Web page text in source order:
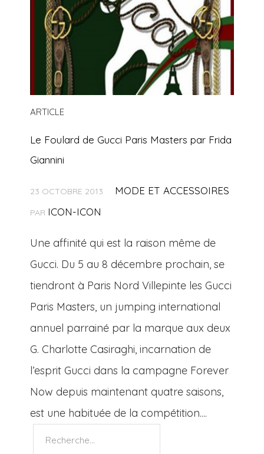
ARTICLE
Le Foulard de Gucci Paris Masters par Frida
Giannini
23 OCTOBRE 2013 MODE ET ACCESSOIRES
PAR ICON-ICON
Une affinité qui est la raison même de
Gucci. Du 5 au 8 décembre prochain, se
tiendront à Paris Nord Villepinte les Gucci
Paris Masters, un jumping international
annuel parrainé par la marque aux deux
G. Charlotte Casiraghi, incarnation de
l’esprit Gucci dans la campagne Forever
Now depuis maintenant quatre saisons,
est une habituée de la compétition....
Rechercher